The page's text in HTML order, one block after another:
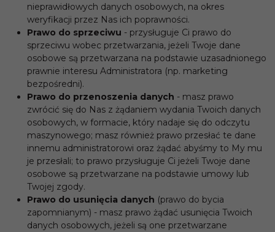
nieprawidłowych danych osobowych, na okres
weryfikacji przez Nas ich poprawności.
Prawo do sprzeciwu - przysługuje Ci prawo do
sprzeciwu wobec przetwarzania, jeżeli Twoje dane
osobowe są przetwarzana na podstawie uzasadnionego
prawnie interesu Administratora (np. marketing
bezpośredni).
Prawo do przenoszenia danych - masz prawo
zwrócić się do Nas z żądaniem wydania Twoich danych
osobowych, w formacie, który nadaje się do odczytu
maszynowego; masz również prawo przesłać te dane
innemu administratorowi oraz żądać abyśmy to My mu
je przesłali; to prawo przysługuje Ci jeżeli Twoje dane
osobowe są przetwarzane na podstawie umowy lub
Twojej zgody.
Prawo do usunięcia danych (prawo do bycia
zapomnianym) - masz prawo żądać usunięcia Twoich
danych osobowych, jeżeli są one przetwarzane